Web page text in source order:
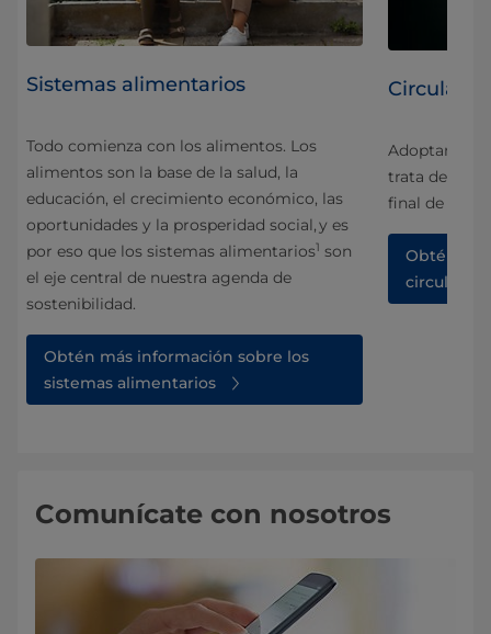
Sistemas alimentarios
Todo comienza con los alimentos. Los
alimentos son la base de la salud, la
educación, el crecimiento económico, las
oportunidades y la prosperidad social, y es
por eso que los sistemas alimentarios1 son
el eje central de nuestra agenda de
sostenibilidad.
Obtén más información sobre los
sistemas alimentarios
Adoptamos
trata de
final de la
Obtén
Comunícate con nosotros